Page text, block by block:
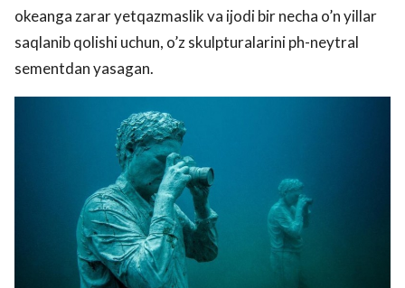
okeanga zarar yetqazmaslik va ijodi bir necha o’n yillar
saqlanib qolishi uchun, o’z skulpturalarini ph-neytral
sementdan yasagan.